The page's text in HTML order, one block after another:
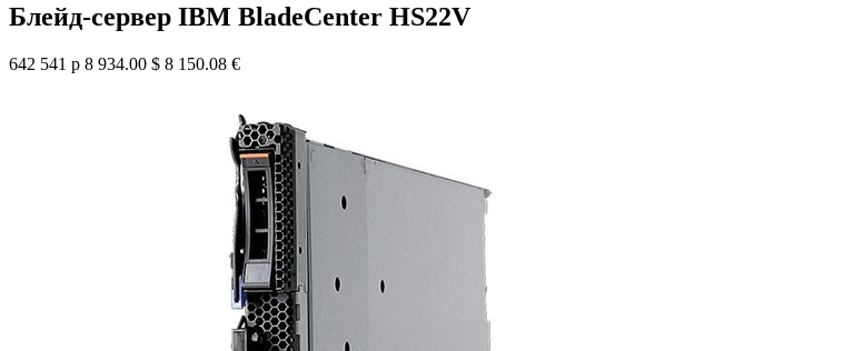
Блейд-сервер IBM BladeCenter HS22V
642 541 р 8 934.00 $ 8 150.08 €